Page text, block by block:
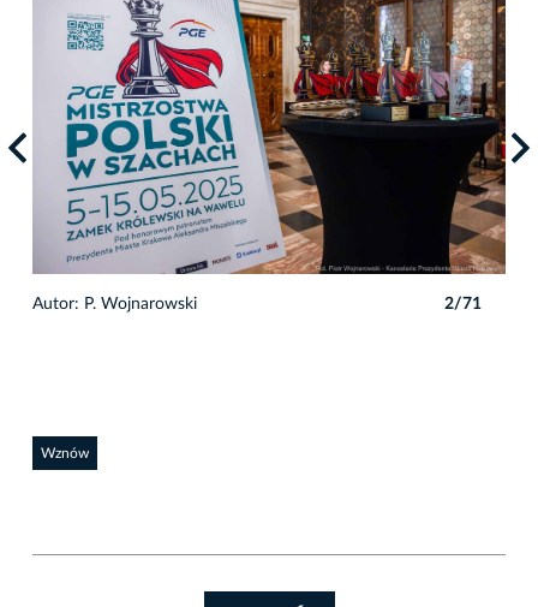
Autor: P. Wojnarowski 2/71
Wznów